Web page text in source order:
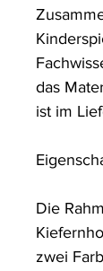
das
ist im
Die
zwei